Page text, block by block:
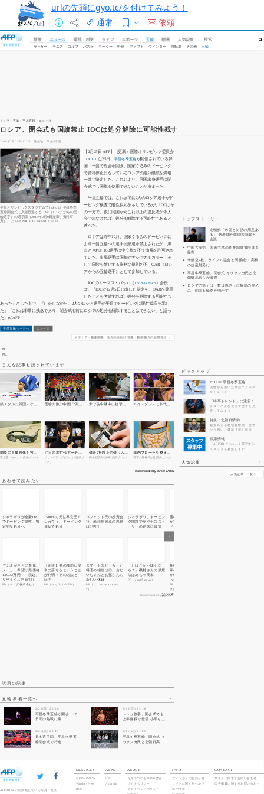
urlの先頭にgyo.tc/を付けてみよう！
通常
依頼